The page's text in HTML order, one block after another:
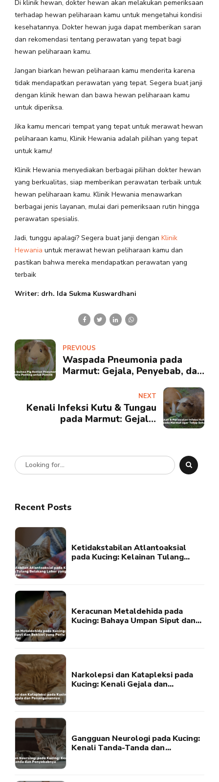
Di klinik hewan, dokter hewan akan melakukan pemeriksaan
terhadap hewan peliharaan kamu untuk mengetahui kondisi
kesehatannya. Dokter hewan juga dapat memberikan saran
dan rekomendasi tentang perawatan yang tepat bagi
hewan peliharaan kamu.
Jangan biarkan hewan peliharaan kamu menderita karena
tidak mendapatkan perawatan yang tepat. Segera buat janji
dengan klinik hewan dan bawa hewan peliharaan kamu
untuk diperiksa.
Jika kamu mencari tempat yang tepat untuk merawat hewan
peliharaan kamu, Klinik Hewania adalah pilihan yang tepat
untuk kamu!
Klinik Hewania menyediakan berbagai pilihan dokter hewan
yang berkualitas, siap memberikan perawatan terbaik untuk
hewan peliharaan kamu. Klinik Hewania menawarkan
berbagai jenis layanan, mulai dari pemeriksaan rutin hingga
perawatan spesialis.
Jadi, tunggu apalagi? Segera buat janji dengan Klinik
Hewania untuk merawat hewan peliharaan kamu dan
pastikan bahwa mereka mendapatkan perawatan yang
terbaik
Writer: drh. Ida Sukma Kuswardhani
PREVIOUS
Waspada Pneumonia pada
Marmut: Gejala, Penyebab, dan
NEXT
Kenali Infeksi Kutu & Tungau
pada Marmut: Gejala,
Recent Posts
Ketidakstabilan Atlantoaksial
pada Kucing: Kelainan Tulang
Keracunan Metaldehida pada
Kucing: Bahaya Umpan Siput dan
Narkolepsi dan Katapleksi pada
Kucing: Kenali Gejala dan
Gangguan Neurologi pada Kucing:
Kenali Tanda-Tanda dan